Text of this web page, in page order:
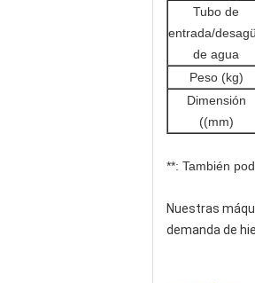
Tubo de
entrada/
de agua
Peso (kg)
Dimensión
((mm)
**: También
Nuestras
demanda de